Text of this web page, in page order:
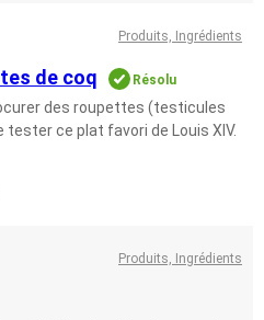
Produits, Ingrédients
de coq Résolu
des roupettes (testicules
tester ce plat favori de Louis XIV.
Produits, Ingrédients